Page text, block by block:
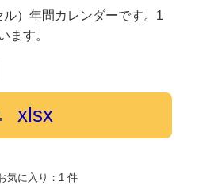
）年間カレンダーです。1
ます。
xlsx
気に入り： 1 件